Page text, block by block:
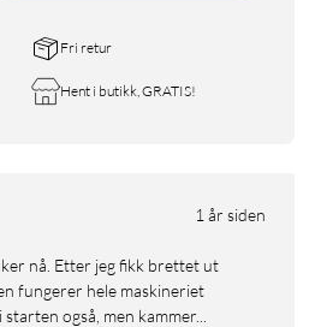
Fri retur
Hent i butikk, GRATIS!
1 år siden
fungerer hele maskineriet
også, men kammer...